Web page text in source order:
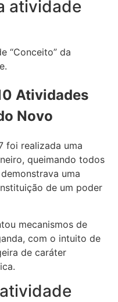
atividade
“Conceito” da
Atividades
Novo
foi realizada uma
queimando todos
uma
de um poder
mecanismos de
com o intuito de
de caráter